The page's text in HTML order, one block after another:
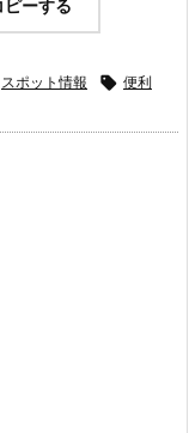
ーする
スポット情報  便利